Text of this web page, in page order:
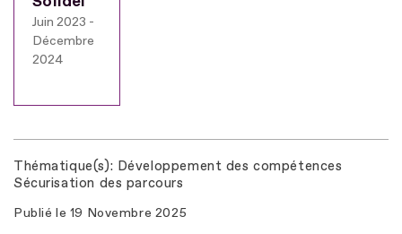
Juin 2023 -
Décembre
2024
Thématique(s) Développement des compétences
Sécurisation des parcours
Publié le 19 Novembre 2025